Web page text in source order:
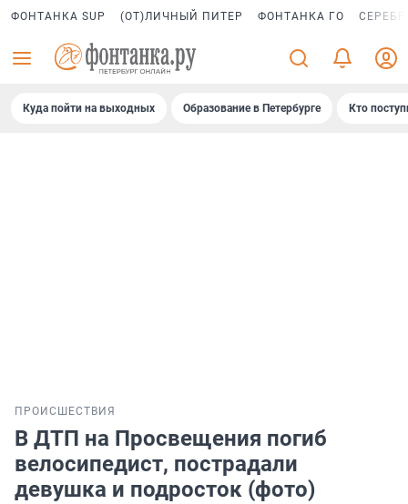
ФОНТАНКА SUP (ОТ)ЛИЧНЫЙ ПИТЕР ФОНТАНКА ГО
Куда пойти на выходных Образование в Петербурге Кто
ПРОИСШЕСТВИЯ
В ДТП на Просвещения погиб
велосипедист, пострадали
девушка и подросток (фото)